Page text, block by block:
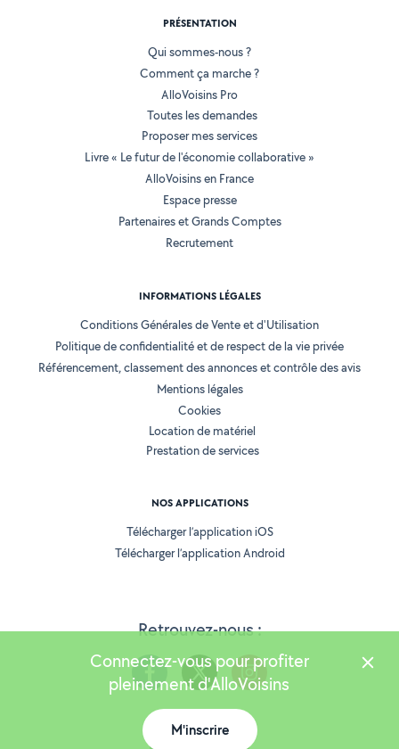
Retrouvez-nous :
PRÉSENTATION
Qui sommes-nous ?
Comment ça marche ?
AlloVoisins Pro
Toutes les demandes
Proposer mes services
Livre « Le futur de l'économie collaborative »
AlloVoisins en France
Espace presse
Partenaires et Grands Comptes
Recrutement
INFORMATIONS LÉGALES
Conditions Générales de Vente et d'Utilisation
Politique de confidentialité et de respect de la vie privée
Référencement, classement des annonces et contrôle des avis
Mentions légales
Cookies
Location de matériel
Prestation de services
NOS APPLICATIONS
Télécharger l’application iOS
Télécharger l’application Android
Version 25.5.3
Connectez-vous pour profiter
pleinement d'AlloVoisins
M'inscrire